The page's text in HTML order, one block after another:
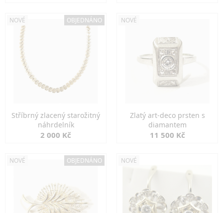
NOVÉ OBJEDNÁNO
Stříbrný zlacený starožitný
náhrdelník
2 000 Kč
NOVÉ
Zlatý art-deco prsten s
diamantem
11 500 Kč
NOVÉ OBJEDNÁNO NOVÉ